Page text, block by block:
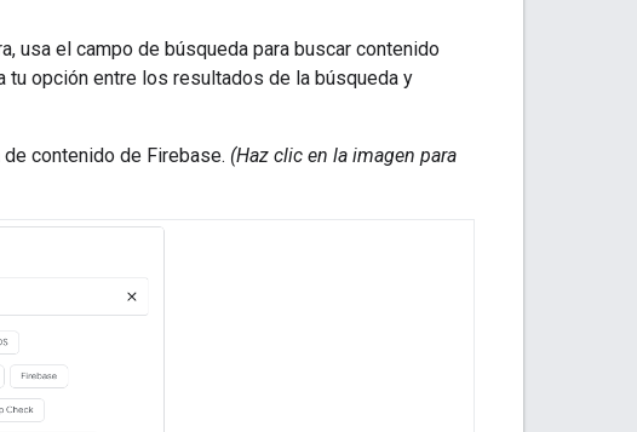
usa el campo de búsqueda para buscar contenido
tu opción entre los resultados de la búsqueda y
contenido de Firebase. (Haz clic en la imagen para